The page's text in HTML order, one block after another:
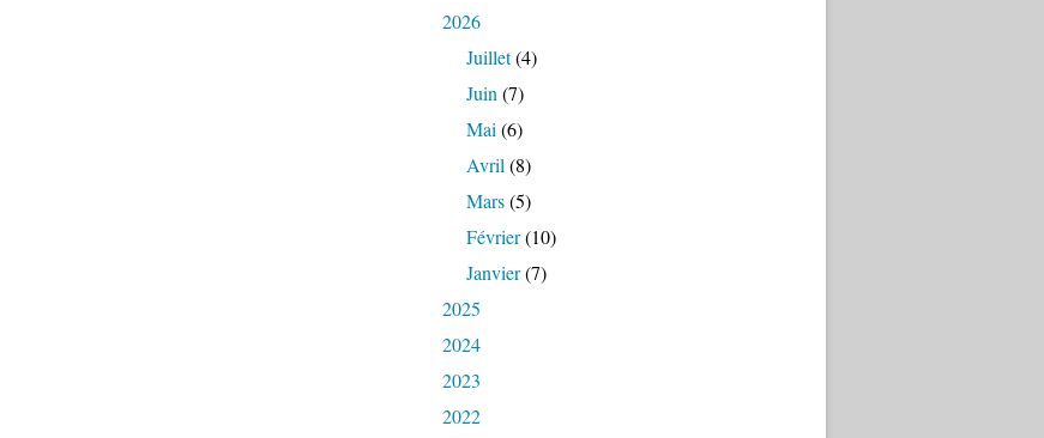
2026
Juillet(4)
Juin (7)
Mai (6)
Avril (8)
Mars(5)
Février(10)
Janvier(7)
2025
2024
2023
2022